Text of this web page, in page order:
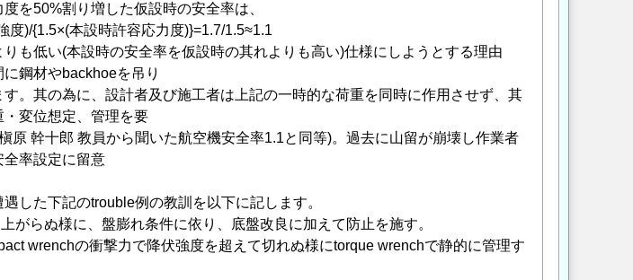
を50%割り増した仮設時の安全率は、
)/{1.5×(本設時許容応力度)}=1.7/1.5≈1.1
も低い(本設時の安全率を仮設時の其れよりも高い)仕様にしようとする理由
鋼材やbackhoeを吊り
。其の為に、設計者及び施工者は上記の一時的な荷重を同時に作用させず、其
変位想定、管理を要
原 幹十郎 教員から聞いた航空機安全率1.1と同等)。過去に山留が崩壊し作業者
率設定に留意
した下記のtrouble例の教訓を以下に記します。
がらぬ様に、盤膨れ条件に依り、底盤改良に加えて防止を施す。
wrenchの衝撃力で降伏強度を超えて切れぬ様にtorque wrenchで静的に管理す